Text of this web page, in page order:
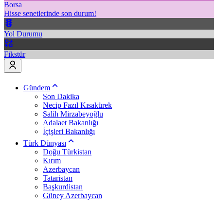
Borsa
Hisse senetlerinde son durum!
Yol Durumu
Fikstür
Gündem
Son Dakika
Necip Fazıl Kısakürek
Salih Mirzabeyoğlu
Adalaet Bakanlığı
İçişleri Bakanlığı
Türk Dünyası
Doğu Türkistan
Kırım
Azerbaycan
Tataristan
Başkurdistan
Güney Azerbaycan